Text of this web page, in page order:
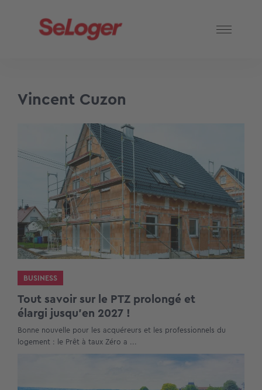
Vincent Cuzon
BUSINESS
Tout savoir sur le PTZ prolongé et
élargi jusqu’en 2027 !
Bonne nouvelle pour les acquéreurs et les professionnels du
logement : le Prêt à taux Zéro a ...